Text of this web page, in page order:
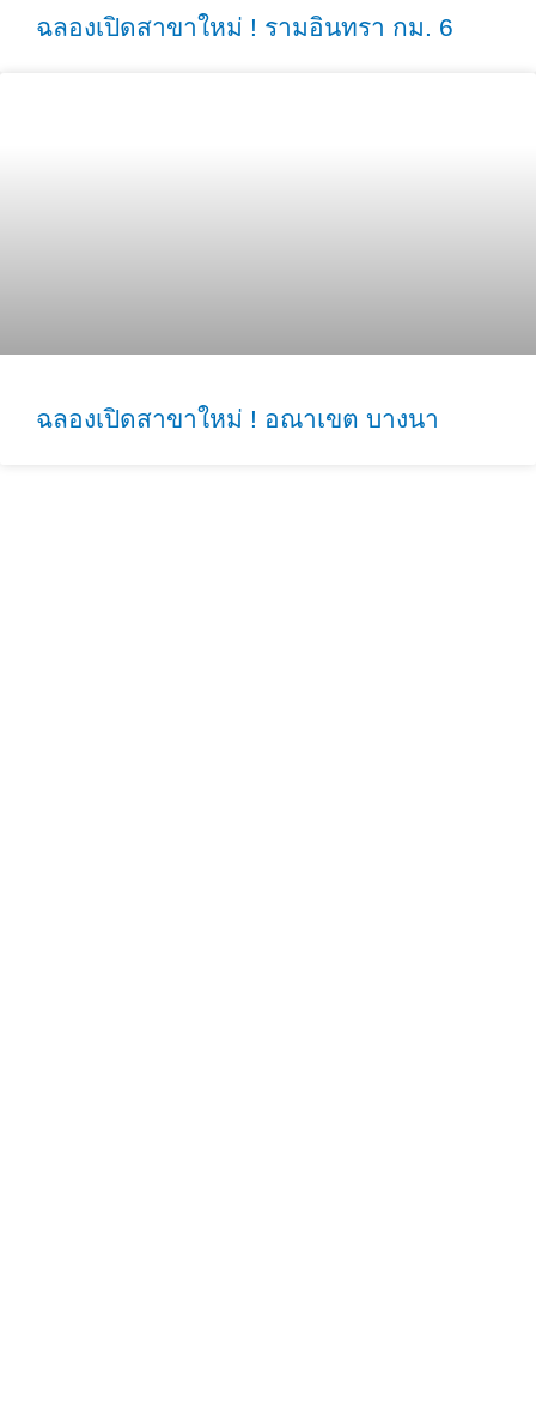
ฉลองเปิดสาขาใหม่ ! รามอินทรา กม. 6
ฉลองเปิดสาขาใหม่ ! อณาเขต บางนา